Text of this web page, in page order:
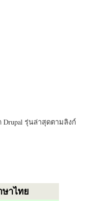
รุ่นล่าสุดตามลิงก์
ษาไทย